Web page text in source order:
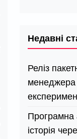
Недавні
Реліз
менеджера
Програмна
історія